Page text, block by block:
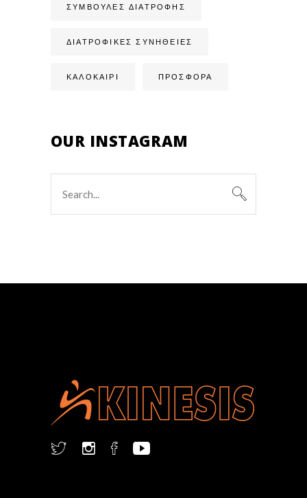
ΣΥΜΒΟΥΛΈΣ ΔΙΑΤΡΟΦΉΣ
ΔΙΑΤΡΟΦΙΚΈΣ ΣΥΝΉΘΕΙΕΣ
ΚΑΛΟΚΑΙΡΙ ΠΡΟΣΦΟΡΑ
OUR INSTAGRAM
for: